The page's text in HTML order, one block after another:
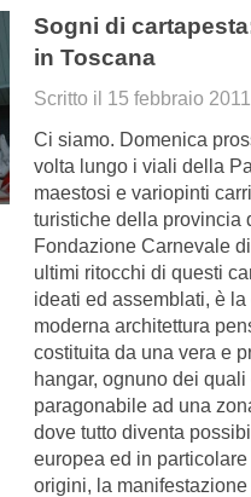
Sogni di
in Toscana
Scritto il 15 febbraio 2011
Ci siamo. Domenica
volta lungo i viali della
maestosi e variopinti
turistiche della provincia
Fondazione Carnevale
ultimi ritocchi di questi
ideati ed assemblati, è
moderna architettura
costituita da una vera e
hangar, ognuno dei
paragonabile ad una
dove tutto diventa
europea ed in
origini, la